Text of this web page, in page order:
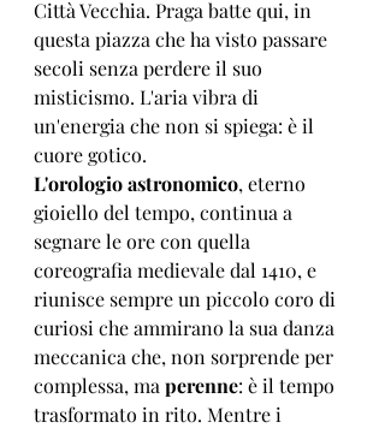
Città Vecchia. Praga batte qui, in
questa piazza che ha visto passare
secoli senza perdere il suo
misticismo. L'aria vibra di
un'energia che non si spiega: è il
cuore gotico.
L'orologio astronomico, eterno
gioiello del tempo, continua a
segnare le ore con quella
coreografia medievale dal 1410, e
riunisce sempre un piccolo coro di
curiosi che ammirano la sua danza
meccanica che, non sorprende per
complessa, ma perenne: è il tempo
trasformato in rito. Mentre i